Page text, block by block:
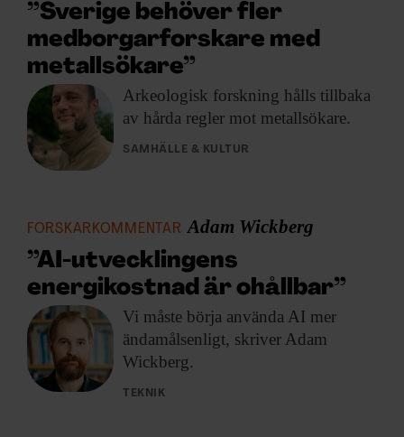
”Sverige behöver fler
medborgarforskare med
metallsökare”
Arkeologisk forskning hålls tillbaka
av hårda regler mot metallsökare.
SAMHÄLLE & KULTUR
FORSKARKOMMENTAR Adam Wickberg
”AI-utvecklingens
energikostnad är ohållbar”
Vi måste börja använda AI mer
ändamålsenligt, skriver Adam
Wickberg.
TEKNIK